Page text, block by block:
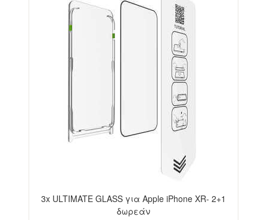
3x ULTIMATE GLASS για Apple iPhone XR- 2+1
δωρεάν